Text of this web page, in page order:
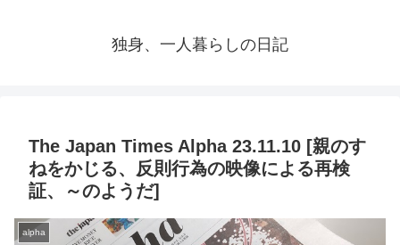
独身、一人暮らしの日記
The Japan Times Alpha 23.11.10 [親のす
ねをかじる、反則行為の映像による再検
証、～のようだ]
alpha